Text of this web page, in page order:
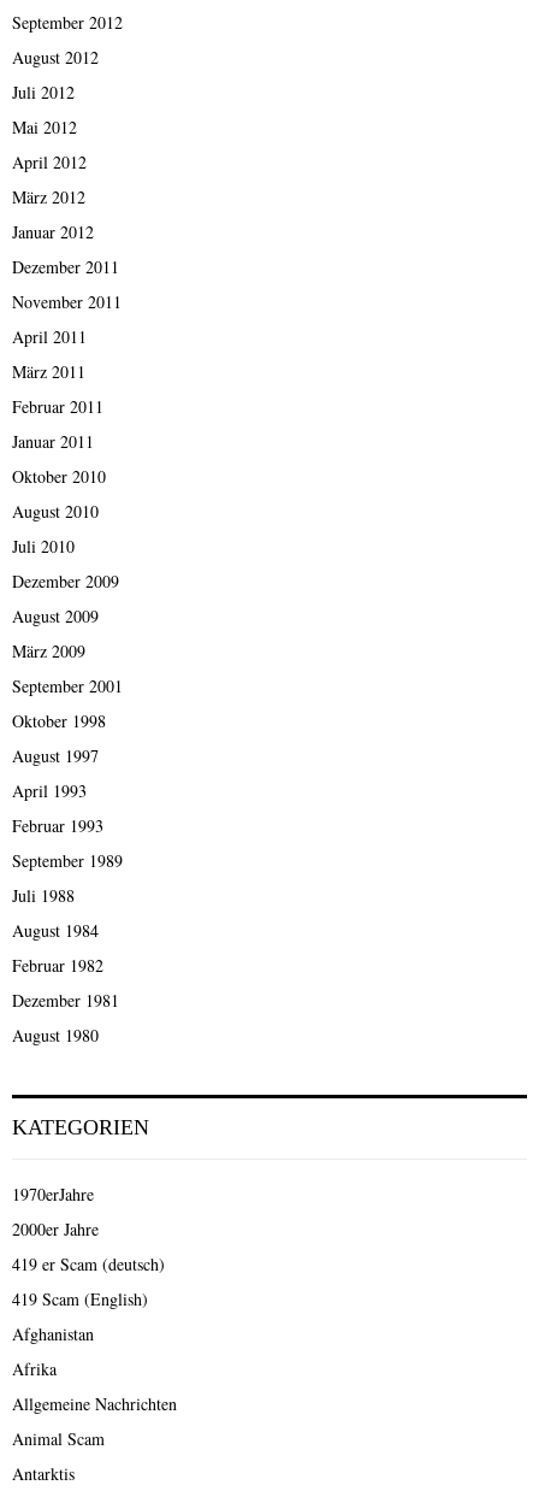
September 2012
August 2012
Juli 2012
Mai 2012
April 2012
März 2012
Januar 2012
Dezember 2011
November 2011
April 2011
März 2011
Februar 2011
Januar 2011
Oktober 2010
August 2010
Juli 2010
Dezember 2009
August 2009
März 2009
September 2001
Oktober 1998
August 1997
April 1993
Februar 1993
September 1989
Juli 1988
August 1984
Februar 1982
Dezember 1981
August 1980
KATEGORIEN
1970erJahre
2000er Jahre
419 er Scam (deutsch)
419 Scam (English)
Afghanistan
Afrika
Allgemeine Nachrichten
Animal Scam
Antarktis